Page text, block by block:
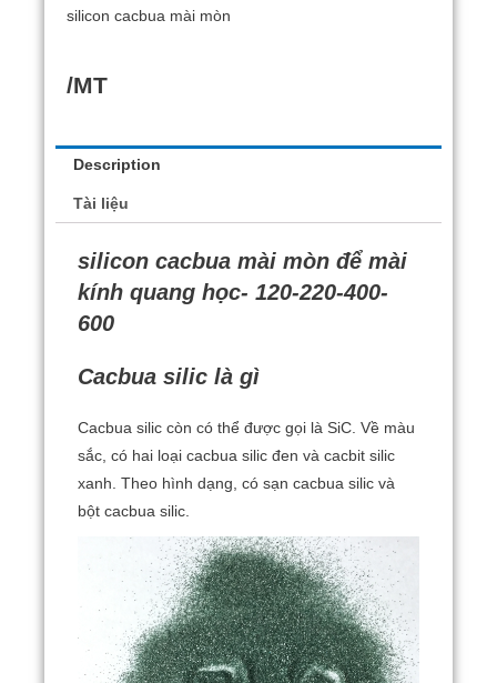
silicon cacbua mài mòn
/MT
Description
Tài liệu
silicon cacbua mài mòn để mài
kính quang học- 120-220-400-
600
Cacbua silic là gì
Cacbua silic còn có thể được gọi là SiC. Về màu
sắc, có hai loại cacbua silic đen và cacbit silic
xanh. Theo hình dạng, có sạn cacbua silic và
bột cacbua silic.